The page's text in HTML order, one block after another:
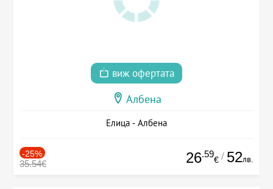
виж офертата
Албена
Елица - Албена
-25%
35.54€ 26.59
€ / 52лв.